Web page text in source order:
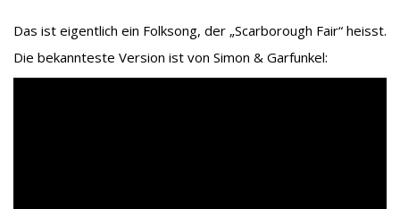
Das ist eigentlich ein Folksong, der „Scarborough Fair“ heisst.
Die bekannteste Version ist von Simon & Garfunkel: